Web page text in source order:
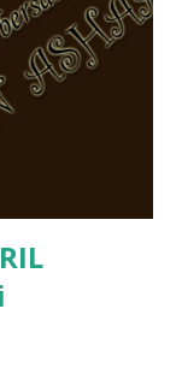
kenal huruf
mula fikir
yang ada
cerita pasal